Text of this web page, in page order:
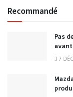
Recommandé
Pas
7